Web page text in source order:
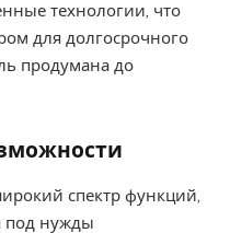
технологии, что
для долгосрочного
продумана до
спектр функций,
под нужды